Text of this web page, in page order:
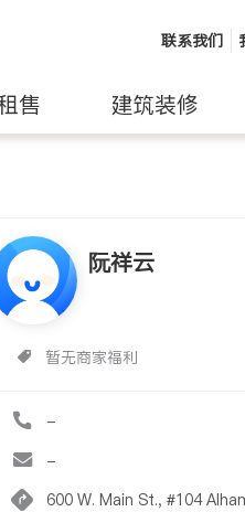
联系我们
售 建筑装修
阮祥云
暂无商家福利
-
-
600 W. Main St., #104